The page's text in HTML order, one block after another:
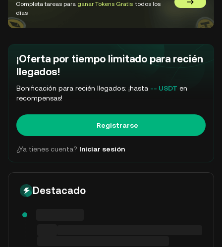
Completa tareas para ganar Tokens Gratis todos los
días
Ir a
¡Oferta por tiempo limitado para recién
llegados!
Bonificación para recién llegados: ¡hasta -- USDT en
recompensas!
Registrarse
¿Ya tienes cuenta? Iniciar sesión
Destacado